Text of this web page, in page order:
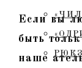
Если вы
быть
наше